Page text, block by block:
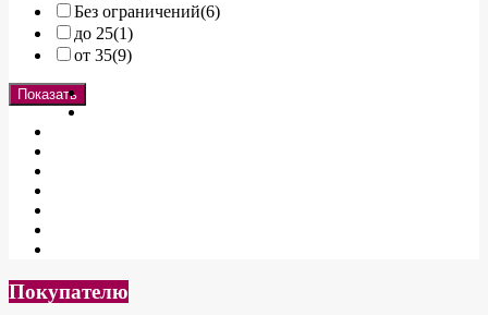
Без ограничений(6)
до 25(1)
от 35(9)
Показать
Покупателю